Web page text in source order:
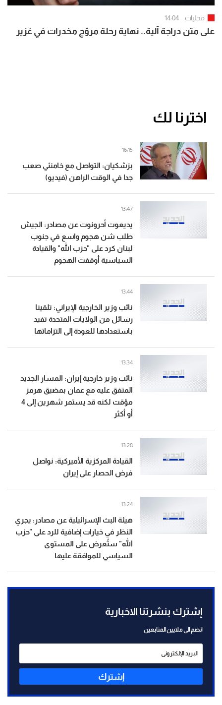
محليات 14:04
على متن دراجة آلية.. نهاية رحلة مروّج مخدرات في غزير
اخترنا لك
بزشكيان: التواصل مع خامنئي صعب
جدا في الوقت الراهن (فيديو)
16:15
يديعوت أحرونوت عن مصادر: الجيش
طلب شن هجوم واسع في جنوب
لبنان كرد على "حزب الله" والقيادة
السياسية أوقفت الهجوم
13:47
نائب وزير الخارجية الإيراني: تلقينا
رسائل من الولايات المتحدة تفيد
باستعدادها للعودة إلى التزاماتها
13:44
نائب وزير خارجية إيران: المسار الجديد
المتفق عليه مع عمان بمضيق هرمز
مؤقت لكنه قد يستمر شهرين إلى 4
أو أكثر
13:34
القيادة المركزية الأميركية: نواصل
فرض الحصار على إيران
13:28
هيئة البث الإسرائيلية عن مصادر: يجري
النظر في خيارات إضافية للرد على "حزب
الله" ستُعرض على المستوى
السياسي للموافقة عليها
13:24
إشترك بنشرتنا الاخبارية
انضم الى ملايين المتابعين
إشترك